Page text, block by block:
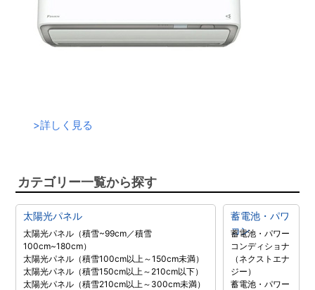
>詳しく見る
カテゴリー一覧から探す
太陽光パネル
太陽光パネル（積雪~99cm／積雪
100cm~180cm）
太陽光パネル（積雪100cm以上～150cm未満）
太陽光パネル（積雪150cm以上～210cm以下）
太陽光パネル（積雪210cm以上～300cm未満）
蓄電池・パワ
コン
蓄電池・パワー
コンディショナ
（ネクストエナ
ジー）
蓄電池・パワー